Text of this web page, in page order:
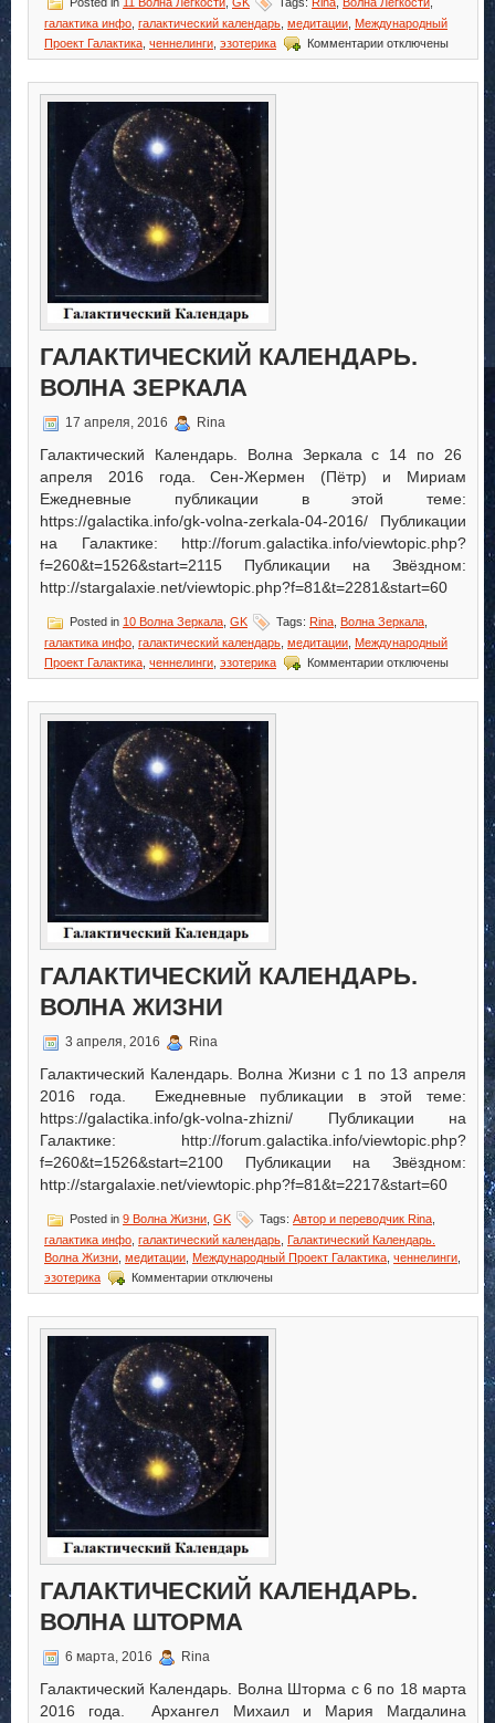
галактика инфо галактический календарь медитации Международный
Проект Галактика ченнелинги эзотерика Комментариик
записи
отключены
ГАЛАКТИЧЕСКИЙ КАЛЕНДАРЬ.
ВОЛНА ЗЕРКАЛА
17 апреля, 2016 Rina
Галактический Календарь. Волна Зеркала с 14 по 26
апреля 2016 года. Сен-Жермен (Пётр) и Мириам
Ежедневные публикации в этой теме:
https://galactika.info/gk-volna-zerkala-04-2016/ Публикации
на Галактике: http://forum.galactika.info/viewtopic.php?
f=260&t=1526&start=2115 Публикации на Звёздном:
http://stargalaxie.net/viewtopic.php?f=81&t=2281&start=60
Posted in 10 Волна Зеркала GK Tags: Rina Волна Зеркала
галактика инфо галактический календарь медитации Международный
Проект Галактика ченнелинги эзотерика Комментариик
записи
отключены
ГАЛАКТИЧЕСКИЙ КАЛЕНДАРЬ.
ВОЛНА ЖИЗНИ
3 апреля, 2016 Rina
Галактический Календарь. Волна Жизни с 1 по 13 апреля
2016 года. Ежедневные публикации в этой теме:
https://galactika.info/gk-volna-zhizni/ Публикации на
Галактике: http://forum.galactika.info/viewtopic.php?
f=260&t=1526&start=2100 Публикации на Звёздном:
http://stargalaxie.net/viewtopic.php?f=81&t=2217&start=60
Posted in 9 Волна Жизни GK Tags: Автор и переводчик Rina
галактика инфо галактический календарь Галактический Календарь.
Волна Жизни медитации Международный Проект Галактика ченнелинги
эзотерика
Комментариик
записи
Календарь.
Волна
Жизни
отключены
ГАЛАКТИЧЕСКИЙ КАЛЕНДАРЬ.
ВОЛНА ШТОРМА
6 марта, 2016 Rina
Галактический Календарь. Волна Шторма с 6 по 18 марта
2016 года. Архангел Михаил и Мария Магдалина